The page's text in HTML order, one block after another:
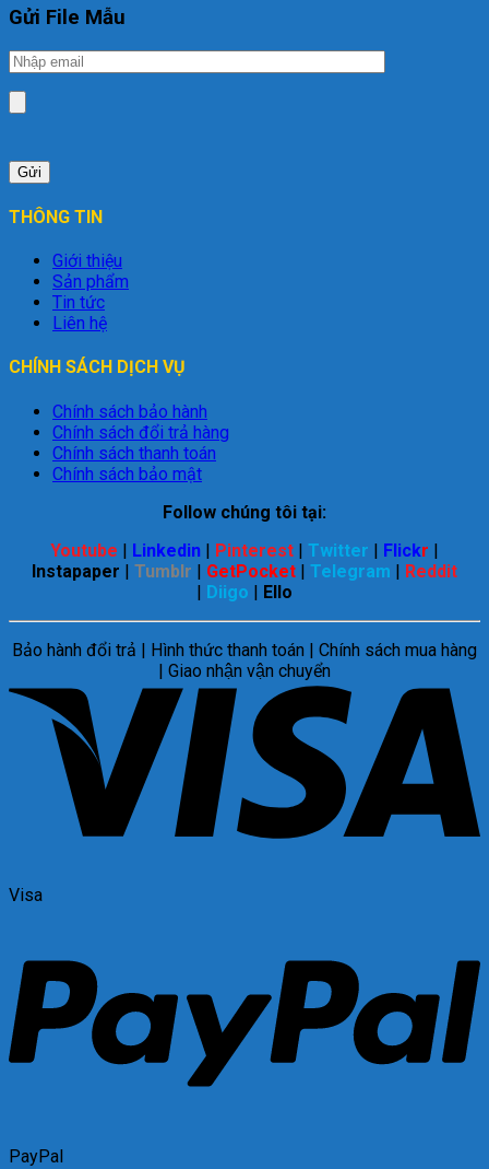
Gửi File Mẫu
THÔNG TIN
Giới thiệu
Sản phẩm
Tin tức
Liên hệ
CHÍNH SÁCH DỊCH VỤ
Chính sách bảo hành
Chính sách đổi trả hàng
Chính sách thanh toán
Chính sách bảo mật
Follow chúng tôi tại:
Youtube | Linkedin | Pinterest | Twitter | Flickr |
Instapaper | Tumblr | GetPocket | Telegram | Reddit
| Diigo | Ello
Bảo hành đổi trả | Hình thức thanh toán | Chính sách mua hàng
| Giao nhận vận chuyển
Visa
PayPal